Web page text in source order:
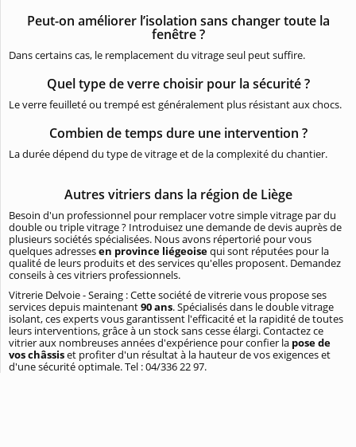
Peut-on améliorer l’isolation sans changer toute la
fenêtre ?
Dans certains cas, le remplacement du vitrage seul peut suffire.
Quel type de verre choisir pour la sécurité ?
Le verre feuilleté ou trempé est généralement plus résistant aux chocs.
Combien de temps dure une intervention ?
La durée dépend du type de vitrage et de la complexité du chantier.
Autres vitriers dans la région de Liège
Besoin d'un professionnel pour remplacer votre simple vitrage par du
double ou triple vitrage ? Introduisez une demande de devis auprès de
plusieurs sociétés spécialisées. Nous avons répertorié pour vous
quelques adressesen province liégeoisequi sont réputées pour la
qualité de leurs produits et des services qu'elles proposent. Demandez
conseils à ces vitriers professionnels.
Vitrerie Delvoie - Seraing : Cette société de vitrerie vous propose ses
services depuis maintenant90 ans. Spécialisés dans le double vitrage
isolant, ces experts vous garantissent l'efficacité et la rapidité de toutes
leurs interventions, grâce à un stock sans cesse élargi. Contactez ce
vitrier aux nombreuses années d'expérience pour confier la pose de
vos châssiset profiter d'un résultat à la hauteur de vos exigences et
d'une sécurité optimale. Tel : 04/336 22 97.